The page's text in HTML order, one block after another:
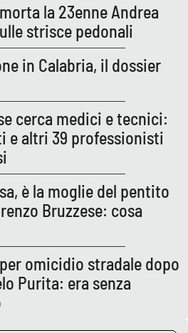
la 23enne Andrea
strisce pedonali
in Calabria, il dossier
cerca medici e tecnici:
e altri 39 professionisti
è la moglie del pentito
Bruzzese: cosa
omicidio stradale dopo
Purita: era senza